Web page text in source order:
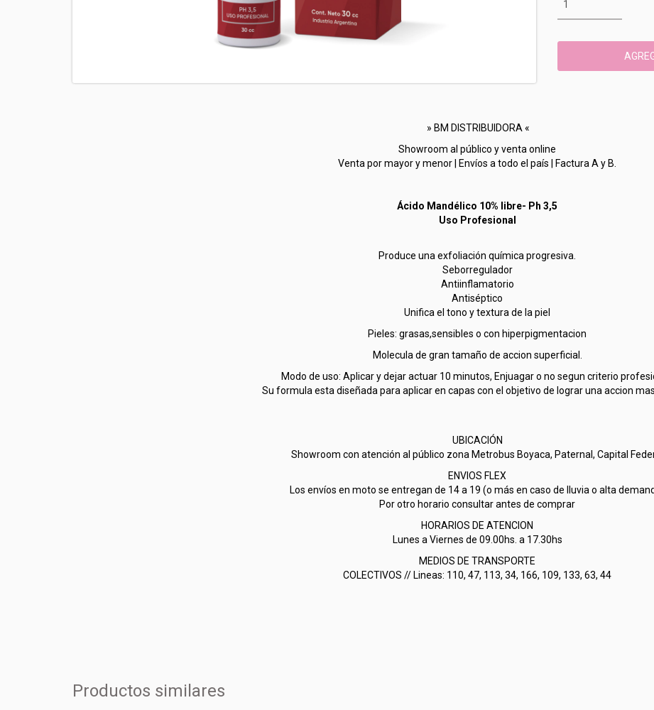
» BM DISTRIBUIDORA «
Showroom al público y venta online
Venta por mayor y menor | Envíos a todo el país | Factura A y B.
Ácido Mandélico 10% libre- Ph 3,5
Uso Profesional
Produce una exfoliación química progresiva.
Seborregulador
Antiinflamatorio
Antiséptico
Unifica el tono y textura de la piel
Pieles: grasas,sensibles o con hiperpigmentacion
Molecula de gran tamaño de accion superficial.
Modo de uso: Aplicar y dejar actuar 10 minutos, Enjuagar o no segun criterio
Su formula esta diseñada para aplicar en capas con el objetivo de lograr una accion
UBICACIÓN
Showroom con atención al público zona Metrobus Boyaca, Paternal, Capital
ENVIOS FLEX
Los envíos en moto se entregan de 14 a 19 (o más en caso de lluvia o alta
Por otro horario consultar antes de comprar
HORARIOS DE ATENCION
Lunes a Viernes de 09.00hs. a 17.30hs
MEDIOS DE TRANSPORTE
COLECTIVOS // Lineas: 110, 47, 113, 34, 166, 109, 133, 63, 44
Productos similares